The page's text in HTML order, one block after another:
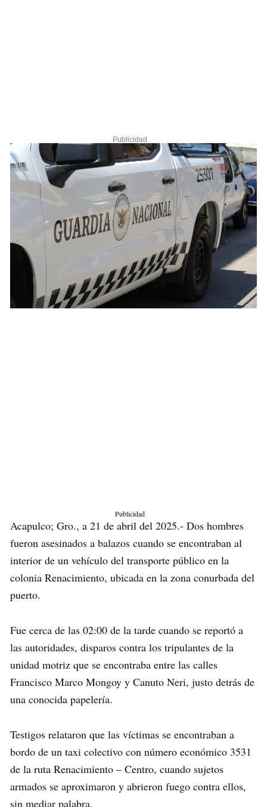
Publicidad
Publicidad
Acapulco; Gro., a 21 de abril del 2025.- Dos hombres
fueron asesinados a balazos cuando se encontraban al
interior de un vehículo del transporte público en la
colonia Renacimiento, ubicada en la zona conurbada del
puerto.
Fue cerca de las 02:00 de la tarde cuando se reportó a
las autoridades, disparos contra los tripulantes de la
unidad motriz que se encontraba entre las calles
Francisco Marco Mongoy y Canuto Neri, justo detrás de
una conocida papelería.
Testigos relataron que las víctimas se encontraban a
bordo de un taxi colectivo con número económico 3531
de la ruta Renacimiento – Centro, cuando sujetos
armados se aproximaron y abrieron fuego contra ellos,
sin mediar palabra.